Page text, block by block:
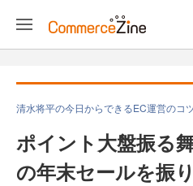
清水将平の今日からできるEC運営のコ
ポイント大盤振る
の年末セールを振